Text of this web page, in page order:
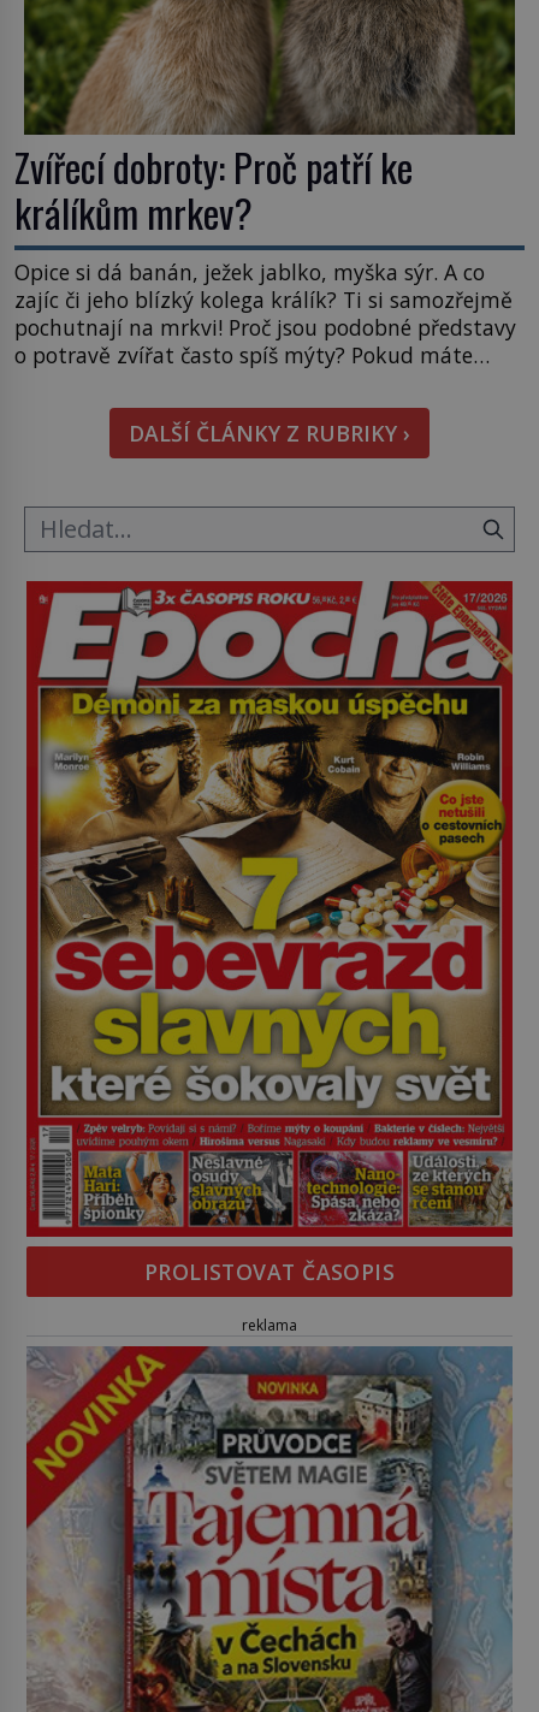
Zvířecí dobroty: Proč patří ke
králíkům mrkev?
Opice si dá banán, ježek jablko, myška sýr. A co
zajíc či jeho blízký kolega králík? Ti si samozřejmě
pochutnají na mrkvi! Proč jsou podobné představy
o potravě zvířat často spíš mýty? Pokud máte
i bude chutnat, ovšem měl by ji mít jen jako
občasný pamlsek. […]DALŠÍ ČLÁNKY Z RUBRIKY ›
PROLISTOVAT ČASOPIS
reklama